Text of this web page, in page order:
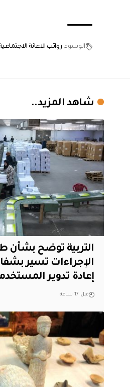
الوسوم رواتب الاعانة
شاهد المزيد..
التربية توضح بشأن
الإجراءات تسير
إعادة تدوير
قبل 17 ساعة